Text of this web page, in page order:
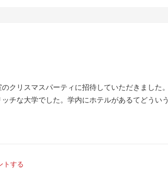
クリスマスパーティに招待していただきました。
チな大学でした。学内にホテルがあるてどういう
トする